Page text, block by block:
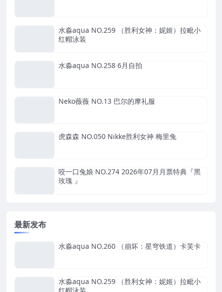
水淼aqua NO.259 （胜利女神：妮姬）拉毗小
红帽泳装
水淼aqua NO.258 6月自拍
Neko薇薇 NO.13 巴尔的摩礼服
虎森森 NO.050 Nikke胜利女神 梅里兔
咬一口兔娘 NO.274 2026年07月月票特典『黑
玫瑰 』
最新发布
水淼aqua NO.260 （崩坏：星穹铁道）卡芙卡
水淼aqua NO.259 （胜利女神：妮姬）拉毗小